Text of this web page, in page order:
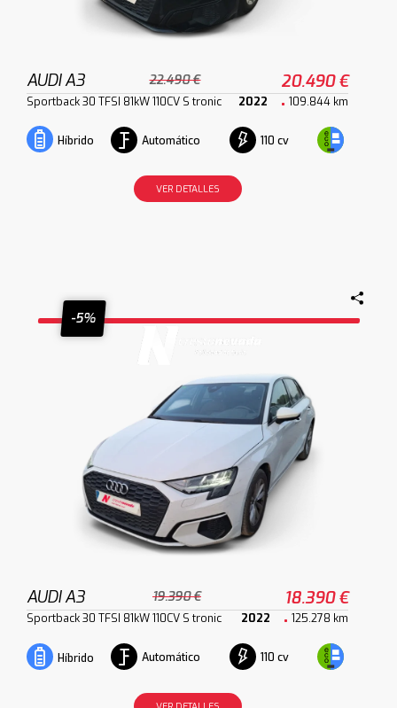
AUDI A3 22.490 € 20.490 €
Sportback 30 TFSI 81kW 110CV S tronic 2022 109.844 km
Híbrido Automático 110 cv
VER DETALLES
-5%
AUDI A3 19.390 € 18.390 €
Sportback 30 TFSI 81kW 110CV S tronic 2022 125.278 km
Híbrido Automático 110 cv